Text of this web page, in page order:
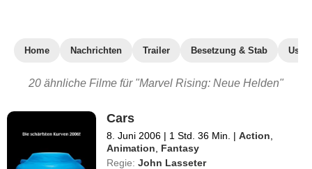
Home Nachrichten Trailer Besetzung & Stab
20 ähnliche Filme für "Marvel Rising: Neue Helden"
Cars
8. Juni 2006 | 1 Std. 36 Min. | Action
Animation
Fantasy
Regie: John Lasseter